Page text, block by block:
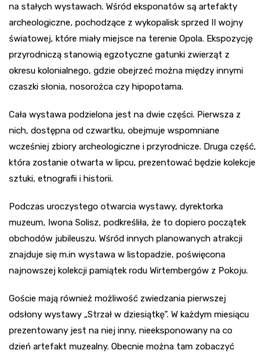
na stałych wystawach. Wśród eksponatów są artefakty
archeologiczne, pochodzące z wykopalisk sprzed II wojny
światowej, które miały miejsce na terenie Opola. Ekspozycję
przyrodniczą stanowią egzotyczne gatunki zwierząt z
okresu kolonialnego, gdzie obejrzeć można między innymi
czaszki słonia, nosorożca czy hipopotama.
Cała wystawa podzielona jest na dwie części. Pierwsza z
nich, dostępna od czwartku, obejmuje wspomniane
wcześniej zbiory archeologiczne i przyrodnicze. Druga część,
która zostanie otwarta w lipcu, prezentować będzie kolekcje
sztuki, etnografii i historii.
Podczas uroczystego otwarcia wystawy, dyrektorka
muzeum, Iwona Solisz, podkreśliła, że to dopiero początek
obchodów jubileuszu. Wśród innych planowanych atrakcji
znajduje się m.in wystawa w listopadzie, poświęcona
najnowszej kolekcji pamiątek rodu Wirtembergów z Pokoju.
Goście mają również możliwość zwiedzania pierwszej
odsłony wystawy „Strzał w dziesiątkę”. W każdym miesiącu
prezentowany jest na niej inny, nieeksponowany na co
dzień artefakt muzealny. Obecnie można tam zobaczyć